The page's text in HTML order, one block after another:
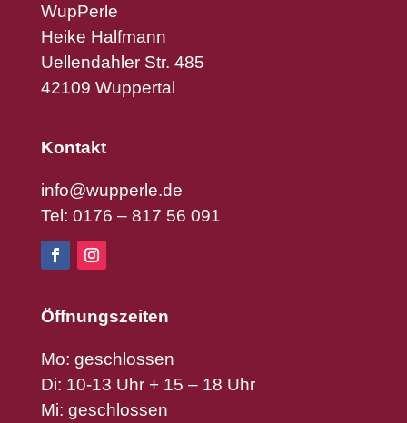
WupPerle
Heike Halfmann
Uellendahler Str. 485
42109 Wuppertal
Kontakt
info@wupperle.de
Tel: 0176 – 817 56 091
Öffnungszeiten
Mo: geschlossen
Di: 10-13 Uhr + 15 – 18 Uhr
Mi: geschlossen